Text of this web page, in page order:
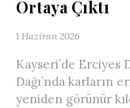
Ortaya Çıktı
1 Haziran 2026
Kayseri’de Erciyes
Dağı’nda karların
yeniden görünür